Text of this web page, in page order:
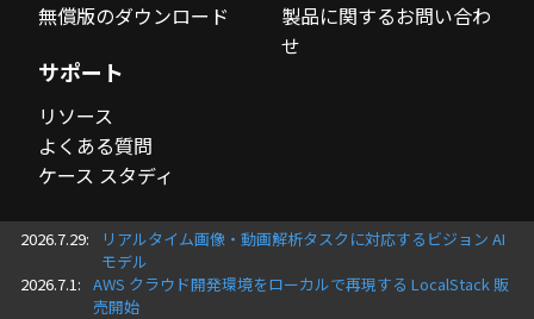
無償版のダウンロード
サポート
リソース
よくある質問
ケース スタディ
製品に関するお問い合わ
せ
2026.7.29:
リアルタイム画像・動画解析タスクに対応するビジョン AI
モデル
2026.7.1: AWS クラウド開発環境をローカルで再現する LocalStack 販
売開始